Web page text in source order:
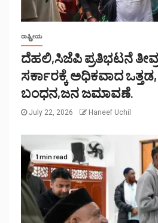
ರಾಷ್ಟ್ರೀಯ
ದೆಹಲಿ,ಸಿಜೆಪಿ ಪ್ರತಿಭಟನೆ
ಸರ್ಕಾರಕ್ಕೆ ಅಧಿಕವಾದ
ಬಂಧನ,ಜನ ಜಮಾವಣೆ.
July 22, 2026 Haneef Uchil
1 min read